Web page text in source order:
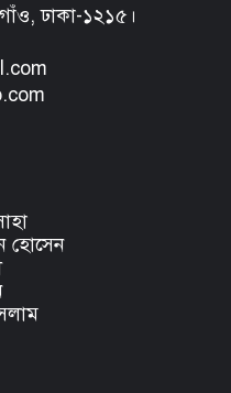
ঢাকা-১২১৫।
হোসেন